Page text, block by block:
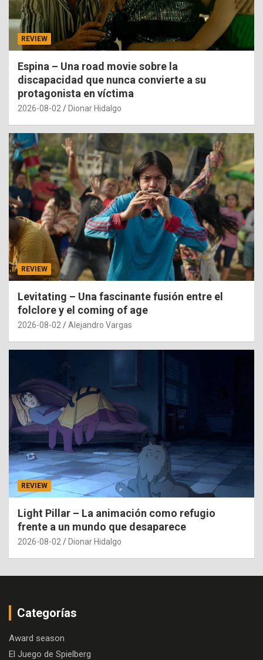
REVIEW
Espina – Una road movie sobre la
discapacidad que nunca convierte a su
protagonista en víctima
2026-08-02 Dionar Hidalgo
REVIEW
Levitating – Una fascinante fusión entre el
folclore y el coming of age
2026-08-02 Alejandro Vargas
REVIEW
Light Pillar – La animación como refugio
frente a un mundo que desaparece
2026-08-02 Dionar Hidalgo
Categorías
Award season
El Juego de Spielberg